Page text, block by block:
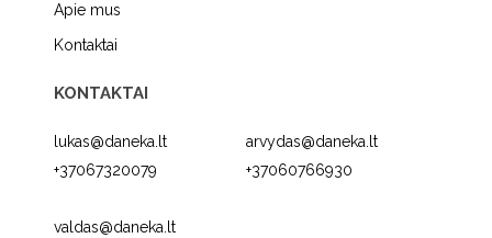
Apie mus
Kontaktai
KONTAKTAI
lukas@daneka.lt
+37067320079
arvydas@daneka.lt
+37060766930
valdas@daneka.lt